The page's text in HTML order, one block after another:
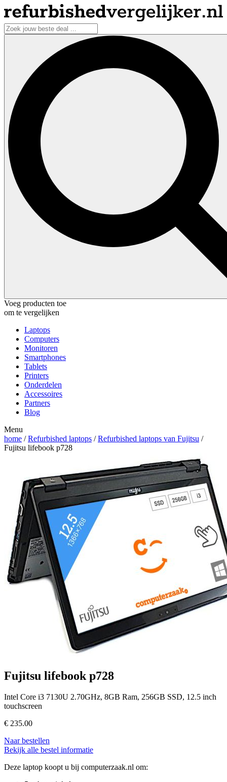
Voeg producten toe
om te vergelijken
Laptops
Computers
Monitoren
Smartphones
Tablets
Printers
Onderdelen
Accessoires
Partners
Blog
Menu
home /Refurbished laptops /Refurbished laptops van Fujitsu /
Fujitsu lifebook p728
Fujitsu lifebook p728
Intel Core i3 7130U 2.70GHz, 8GB Ram, 256GB SSD, 12.5 inch
touchscreen
€ 235.00
Naar bestellen
Bekijk alle bestel informatie
Deze laptop koopt u bij computerzaak.nl om: